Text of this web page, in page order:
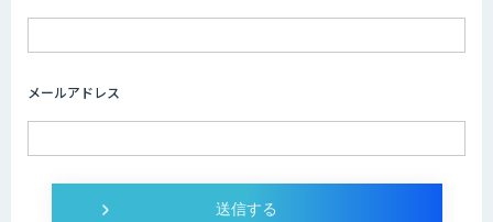
Helpfeel
TERAS AIカメラソリューション
メールアドレス